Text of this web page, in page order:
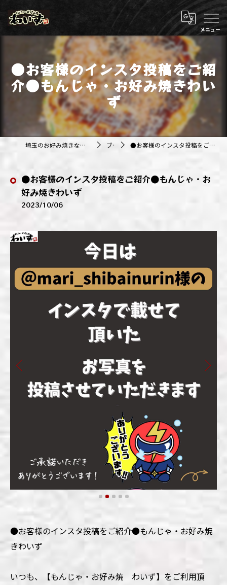
●お客様のインスタ投稿をご紹
介●もんじゃ・お好み焼きわい
ず
埼玉のお好み焼きなら株式会社アジルカンパニー ブログ ●お客様のインスタ投稿をご紹介●もんじゃ・お好み焼きわいず
●お客様のインスタ投稿をご紹介●もんじゃ・お
好み焼きわいず
2023/10/06
●お客様のインスタ投稿をご紹介●もんじゃ・お好み焼
きわいず
いつも、【もんじゃ・お好み焼 わいず】をご利用頂